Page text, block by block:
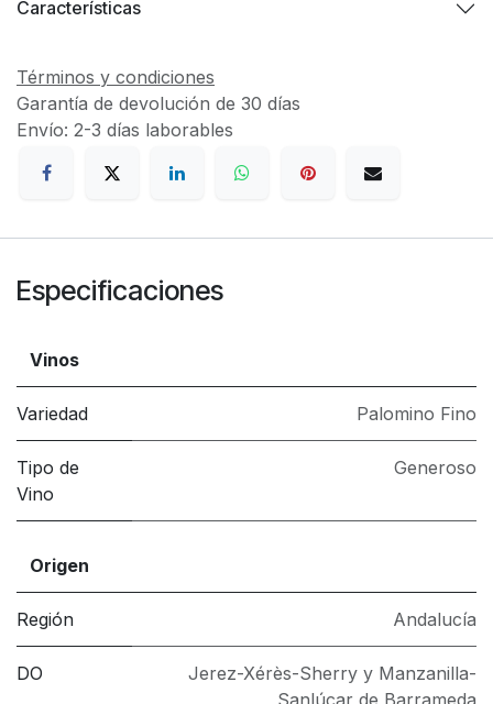
Características
Términos y condiciones
Garantía de devolución de 30 días
Envío: 2-3 días laborables
Especificaciones
Vinos
Variedad Palomino Fino
Tipo de
Vino
Generoso
Origen
Región Andalucía
DO
Jerez-Xérès-Sherry y Manzanilla-